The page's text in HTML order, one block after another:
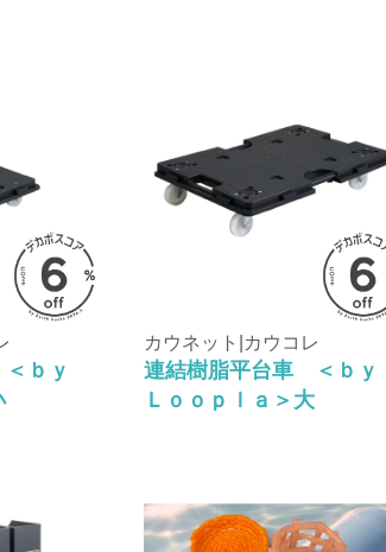
＜ｂｙ
カウネット|カウコレ
連結樹脂平台車 ＜ｂ
Ｌｏｏｐｌａ＞大